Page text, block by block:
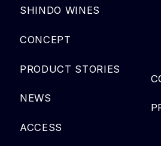
SHINDO WINES
CONCEPT
PRODUCT STORIES
NEWS
ACCESS